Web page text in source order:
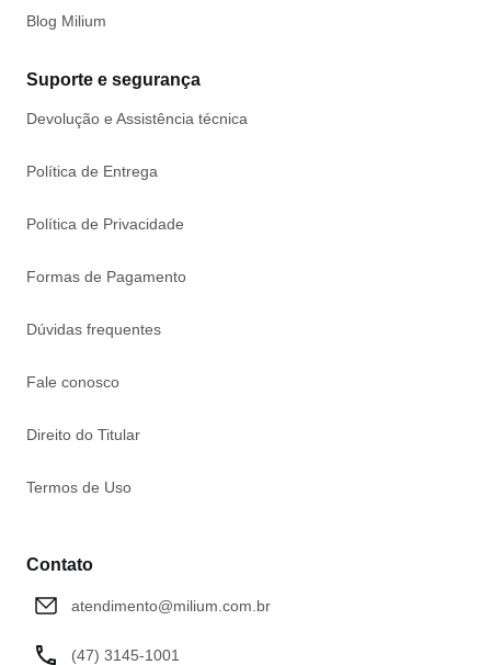
Blog Milium
Suporte e segurança
Devolução e Assistência técnica
Política de Entrega
Política de Privacidade
Formas de Pagamento
Dúvidas frequentes
Fale conosco
Direito do Titular
Termos de Uso
Contato
atendimento@milium.com.br
(47) 3145-1001